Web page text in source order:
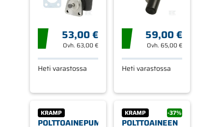
53,00 €
Ovh. 63,00 €
Heti varastossa
59,00 €
Ovh. 65,00 €
Heti varastossa
KRAMP
POLTTOAINEPUMPPU
KRAMP -37%
POLTTOAINEEN